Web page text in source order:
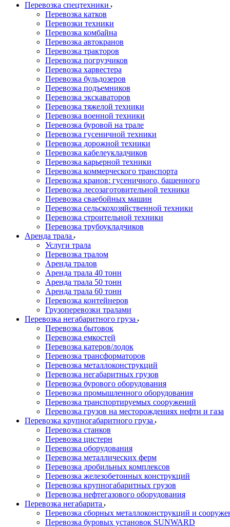
Перевозка спецтехники
Перевозка катков
Перевозки техники
Перевозка комбайна
Перевозка автокранов
Перевозка тракторов
Перевозка погрузчиков
Перевозка харвестера
Перевозка бульдозеров
Перевозка подъемников
Перевозка экскаваторов
Перевозка тяжелой техники
Перевозка военной техники
Перевозка буровой на трале
Перевозка гусеничной техники
Перевозка дорожной техники
Перевозка кабелеукладчиков
Перевозка карьерной техники
Перевозка коммерческого транспорта
Перевозка кранов: гусеничного, башенного
Перевозка лесозаготовительной техники
Перевозка сваебойных машин
Перевозка сельскохозяйственной техники
Перевозка строительной техники
Перевозка трубоукладчиков
Аренда трала
Услуги трала
Перевозка тралом
Аренда тралов
Аренда трала 40 тонн
Аренда трала 50 тонн
Аренда трала 60 тонн
Перевозка контейнеров
Грузоперевозки тралами
Перевозка негабаритного груза
Перевозка бытовок
Перевозка емкостей
Перевозка катеров/лодок
Перевозка трансформаторов
Перевозка металлоконструкций
Перевозка негабаритных грузов
Перевозка бурового оборудования
Перевозка промышленного оборудования
Перевозка транспортируемых сооружений
Перевозка грузов на месторождениях нефти и газа
Перевозка крупногабаритного груза
Перевозка станков
Перевозка цистерн
Перевозка оборудования
Перевозка металлических ферм
Перевозка дробильных комплексов
Перевозка железобетонных конструкций
Перевозка крупногабаритных грузов
Перевозка нефтегазового оборудования
Перевозка негабарита
Перевозка сборных металлоконструкций и
Перевозка буровых установок SUNWARD